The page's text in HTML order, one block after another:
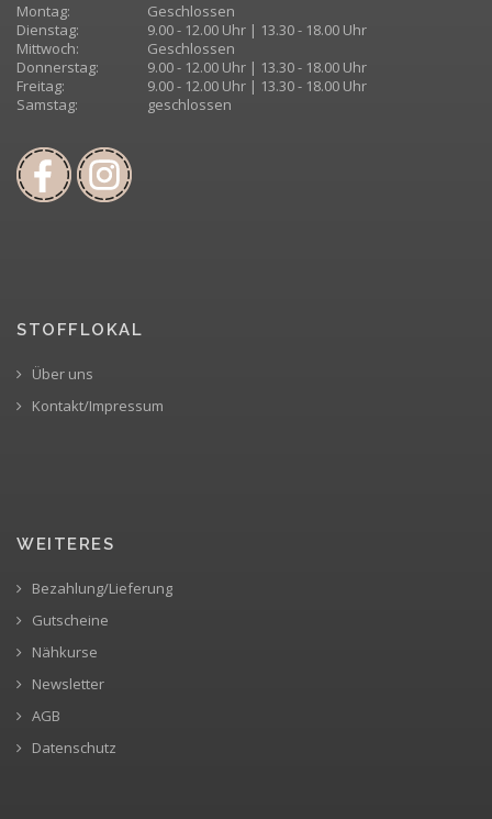
Montag:
Geschlossen
Dienstag:
9.00 - 12.00 Uhr | 13.30 - 18.00 Uhr
Mittwoch:
Geschlossen
Donnerstag:
9.00 - 12.00 Uhr | 13.30 - 18.00 Uhr
Freitag:
9.00 - 12.00 Uhr | 13.30 - 18.00 Uhr
Samstag:
geschlossen
STOFFLOKAL
Über uns
Kontakt/Impressum
WEITERES
Bezahlung/Lieferung
Gutscheine
Nähkurse
Newsletter
AGB
Datenschutz